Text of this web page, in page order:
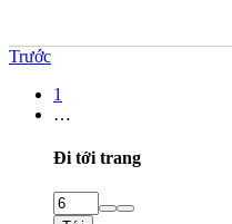
Trước
1
…
Đi tới trang